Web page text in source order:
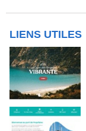
LIENS UTILES